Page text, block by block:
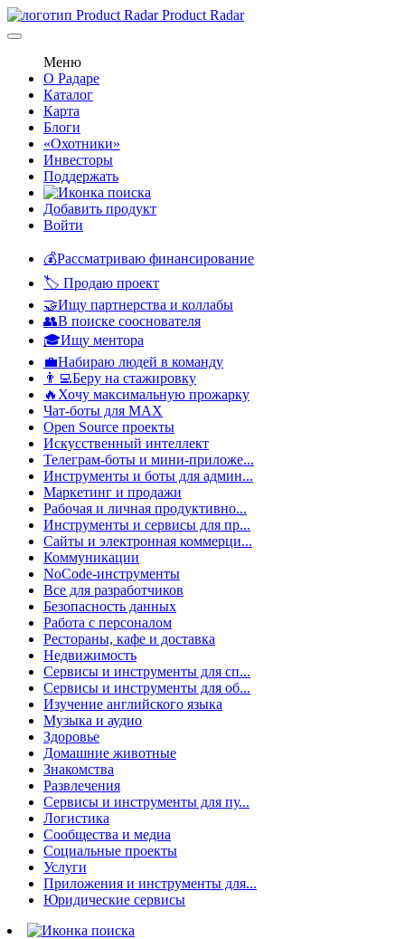
Product Radar
Меню
О Радаре
Каталог
Карта
Блоги
«Охотники»
Инвесторы
Поддержать
Добавить продукт
Войти
💰Рассматриваю финансирование
🏷️ Продаю проект
🤝Ищу партнерства и коллабы
👥В поиске сооснователя
🎓Ищу ментора
💼Набираю людей в команду
👨‍💻Беру на стажировку
🔥Хочу максимальную прожарку
Чат-боты для MAX
Open Source проекты
Искусственный интеллект
Телеграм-боты и мини-приложе...
Инструменты и боты для админ...
Маркетинг и продажи
Рабочая и личная продуктивно...
Инструменты и сервисы для пр...
Сайты и электронная коммерци...
Коммуникации
NoCode-инструменты
Все для разработчиков
Безопасность данных
Работа с персоналом
Рестораны, кафе и доставка
Недвижимость
Сервисы и инструменты для сп...
Сервисы и инструменты для об...
Изучение английского языка
Музыка и аудио
Здоровье
Домашние животные
Знакомства
Развлечения
Сервисы и инструменты для пу...
Логистика
Сообщества и медиа
Социальные проекты
Услуги
Приложения и инструменты для...
Юридические сервисы